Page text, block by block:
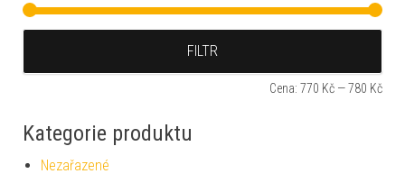
FILTR
Cena: 770 Kč —780 Kč
Kategorie produktu
Nezařazené